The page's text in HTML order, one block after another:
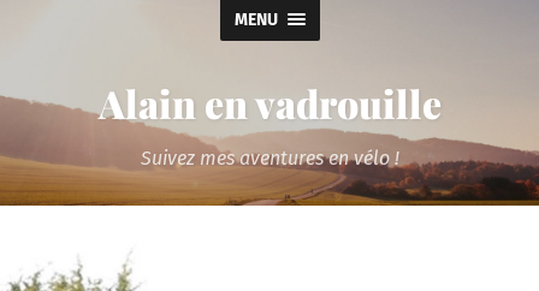
MENU
Alain en vadrouille
Suivez mes aventures en vélo !